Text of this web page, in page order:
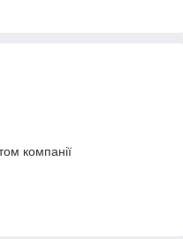
компанії